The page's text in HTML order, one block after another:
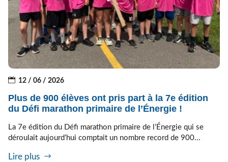
12 / 06 / 2026
Plus de 900 élèves ont pris part à la 7e édition
du Défi marathon primaire de l’Énergie !
La 7e édition du Défi marathon primaire de l’Énergie qui se
déroulait aujourd’hui comptait un nombre record de 900...
Lire plus